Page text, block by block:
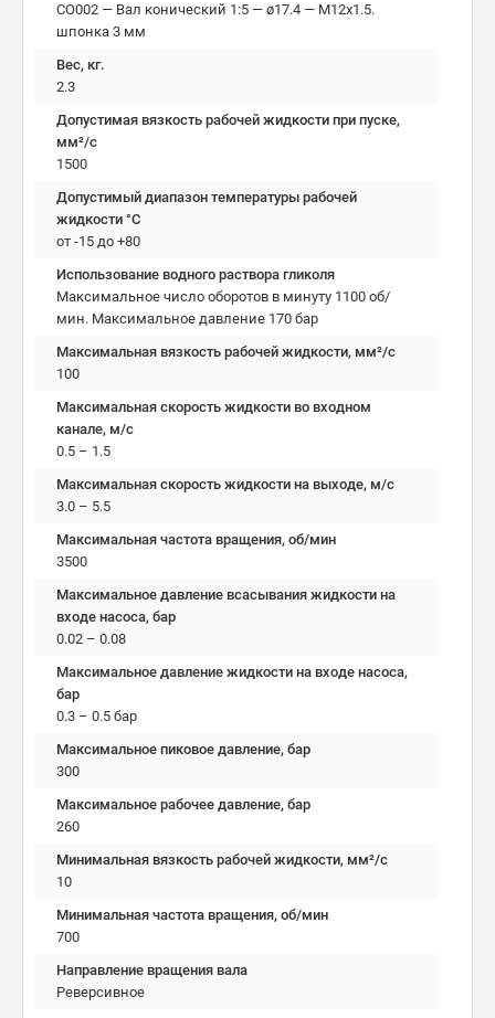
CO002 — Вал конический 1:5 — ø17.4 — М12x1.5.
шпонка 3 мм
Вес, кг.
2.3
Допустимая вязкость рабочей жидкости при пуске,
мм²/c
1500
Допустимый диапазон температуры рабочей
жидкости °C
от -15 до +80
Использование водного раствора гликоля
Максимальное число оборотов в минуту 1100 об/
мин. Максимальное давление 170 бар
Максимальная вязкость рабочей жидкости, мм²/c
100
Максимальная скорость жидкости во входном
канале, м/с
0.5 – 1.5
Максимальная скорость жидкости на выходе, м/с
3.0 – 5.5
Максимальная частота вращения, об/мин
3500
Максимальное давление всасывания жидкости на
входе насоса, бар
0.02 – 0.08
Максимальное давление жидкости на входе насоса,
бар
0.3 – 0.5 бар
Максимальное пиковое давление, бар
300
Максимальное рабочее давление, бар
260
Минимальная вязкость рабочей жидкости, мм²/c
10
Минимальная частота вращения, об/мин
700
Направление вращения вала
Реверсивное